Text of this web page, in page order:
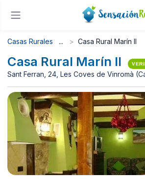
Casas Rurales Casa Rural Marín II
Casa Rural Marín II
Sant Ferran, 24, Les Coves de Vinromà